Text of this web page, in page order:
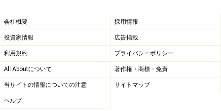
便利なティーバッグ、でも使い方はしっか
り考えて
ティーバッグの保存性・密閉性は？
ティーバッグは利便性も優れることから多く使用されて
会社概要 採用情報
投資家情報 広告掲載
利用規約 プライバシーポリシー
All Aboutについて 著作権・商標・免責
当サイトの情報についての注意 サイトマップ
ヘルプ